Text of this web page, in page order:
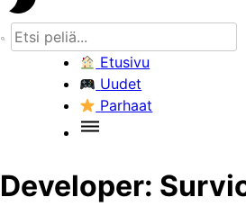
Etusivu
Uudet
Parhaat
Developer: